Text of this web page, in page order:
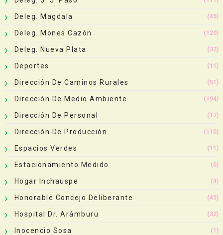
Deleg. Magdala (45)
Deleg. Mones Cazón (120)
Deleg. Nueva Plata (32)
Deportes (11)
Dirección De Caminos Rurales (51)
Dirección De Medio Ambiente (194)
Dirección De Personal (17)
Dirección De Producción (110)
Espacios Verdes (11)
Estacionamiento Medido (6)
Hogar Inchauspe (4)
Honorable Concejo Deliberante (45)
Hospital Dr. Arámburu (32)
Inocencio Sosa (1)